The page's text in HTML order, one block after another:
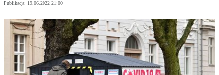
Publikacja: 19.06.2022 21:00